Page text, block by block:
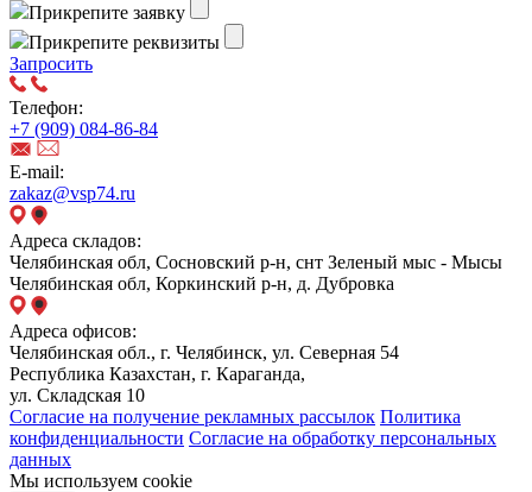
Прикрепите заявку
Прикрепите реквизиты
Запросить
Телефон:
+7 (909) 084-86-84
E-mail:
zakaz@vsp74.ru
Адреса складов:
Челябинская обл, Сосновский р-н, снт Зеленый мыс - Мысы
Челябинская обл, Коркинский р-н, д. Дубровка
Адреса офисов:
Челябинская обл., г. Челябинск, ул. Северная 54
Республика Казахстан, г. Караганда,
ул. Складская 10
Согласие на получение рекламных рассылок Политика
конфиденциальности Согласие на обработку персональных
данных
Мы используем cookie